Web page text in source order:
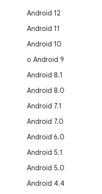
Android 12
Android 11
Android 10
o Android 9
Android 8.1
Android 8.0
Android 7.1
Android 7.0
Android 6.0
Android 5.1
Android 5.0
Android 4.4